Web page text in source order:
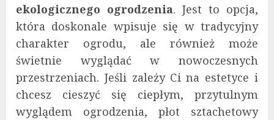
ekologicznego ogrodzenia. Jest to opcja,
która doskonale wpisuje się w tradycyjny
charakter ogrodu, ale również może
świetnie wyglądać w nowoczesnych
przestrzeniach. Jeśli zależy Ci na estetyce i
chcesz cieszyć się ciepłym, przytulnym
wyglądem ogrodzenia, płot sztachetowy